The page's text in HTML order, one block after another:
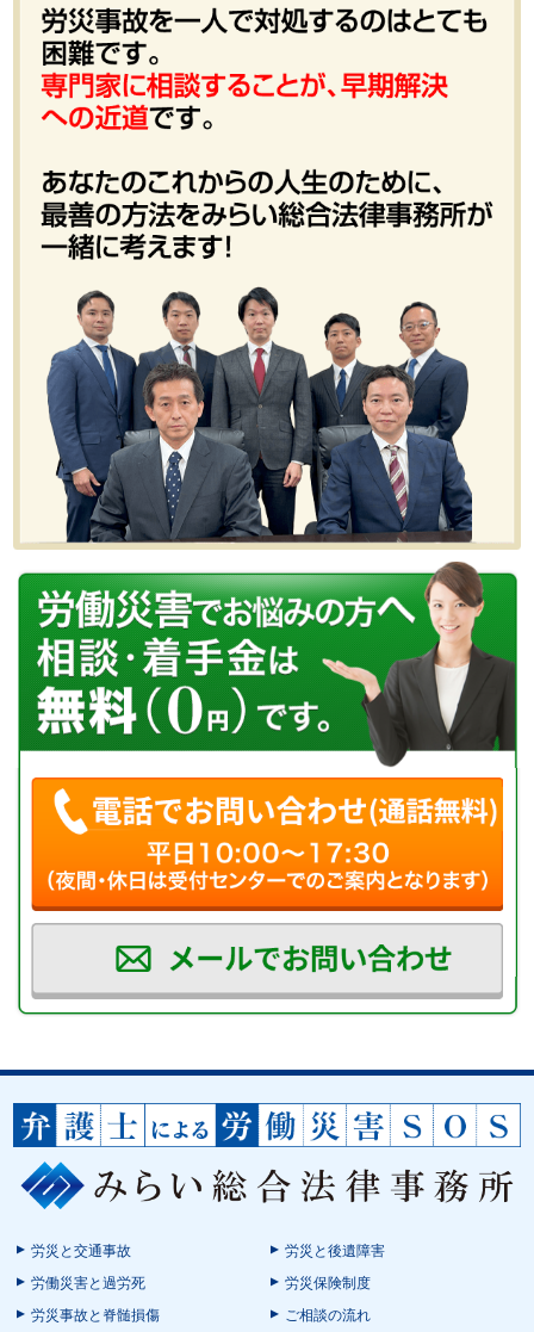
労災と交通事故
労災と後遺障害
労働災害と過労死
労災保険制度
労災事故と脊髄損傷
ご相談の流れ